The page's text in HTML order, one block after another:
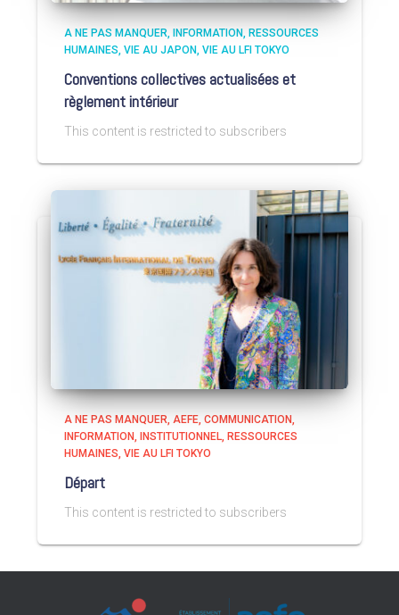
A NE PAS MANQUER INFORMATION
RESSOURCES
HUMAINES VIE AU JAPON VIE AU LFI TOKYO
Conventions collectives actualisées et
règlement intérieur
This content is restricted to subscribers
A NE PAS MANQUER AEFE COMMUNICATION
INFORMATION
INSTITUTIONNEL RESSOURCES
HUMAINES VIE AU LFI TOKYO
Départ
This content is restricted to subscribers